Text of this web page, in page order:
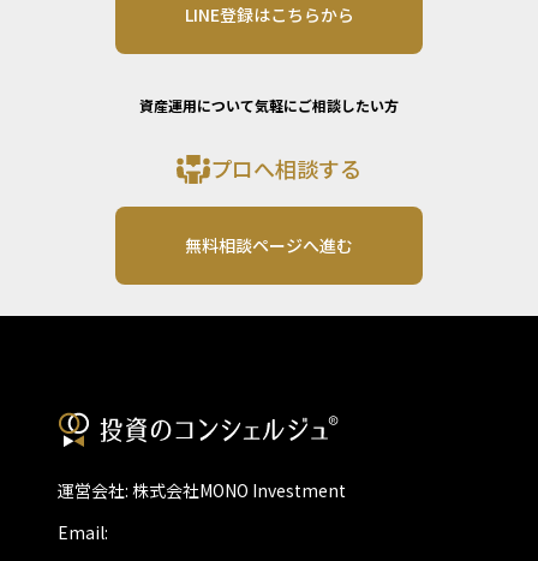
LINE登録はこちらから
資産運用について気軽にご相談したい方
プロへ相談する
無料相談ページへ進む
運営会社: 株式会社MONO Investment
Email: